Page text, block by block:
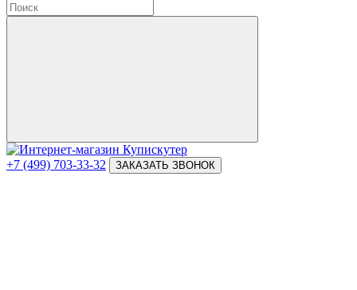
+7 (499) 703-33-32 ЗАКАЗАТЬ ЗВОНОК